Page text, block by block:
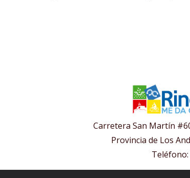
Carretera San Martín
Provincia de Los
Teléfono: